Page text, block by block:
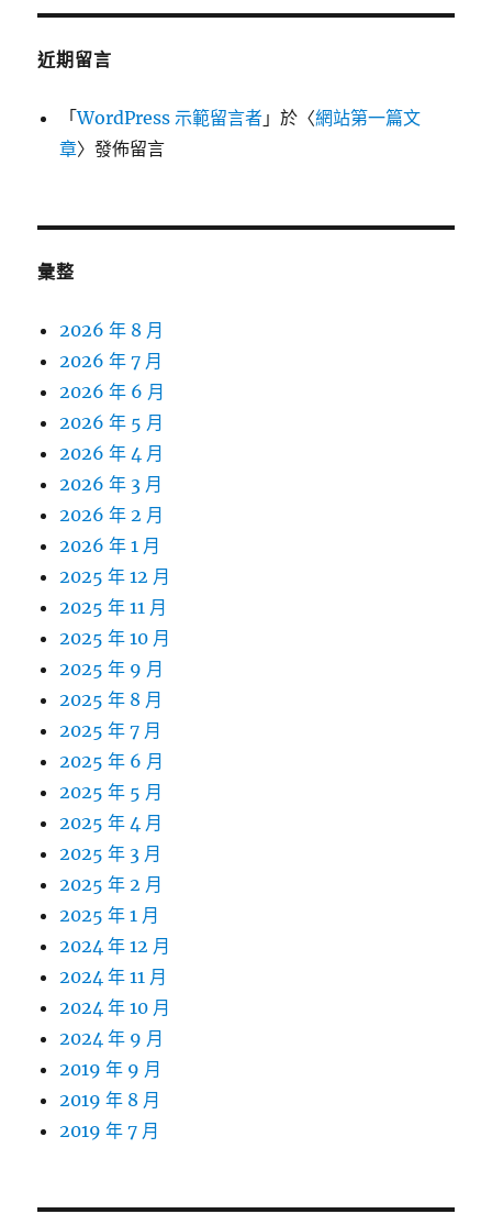
近期留言
「WordPress 示範留言者 」於〈網站第一篇文
章〉發佈留言
彙整
2026 年 8 月
2026 年 7 月
2026 年 6 月
2026 年 5 月
2026 年 4 月
2026 年 3 月
2026 年 2 月
2026 年 1 月
2025 年 12 月
2025 年 11 月
2025 年 10 月
2025 年 9 月
2025 年 8 月
2025 年 7 月
2025 年 6 月
2025 年 5 月
2025 年 4 月
2025 年 3 月
2025 年 2 月
2025 年 1 月
2024 年 12 月
2024 年 11 月
2024 年 10 月
2024 年 9 月
2019 年 9 月
2019 年 8 月
2019 年 7 月